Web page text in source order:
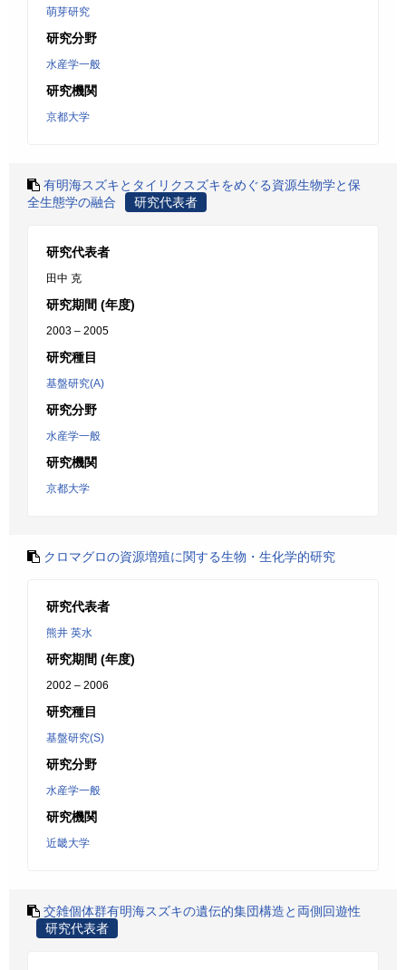
萌芽研究
研究分野
水産学一般
研究機関
京都大学
有明海スズキとタイリクスズキをめぐる資源生物学と保
全生態学の融合
研究代表者
研究代表者
田中 克
研究期間 (年度)
2003 – 2005
研究種目
基盤研究(A)
研究分野
水産学一般
研究機関
京都大学
クロマグロの資源増殖に関する生物・生化学的研究
研究代表者
熊井 英水
研究期間 (年度)
2002 – 2006
研究種目
基盤研究(S)
研究分野
水産学一般
研究機関
近畿大学
交雑個体群有明海スズキの遺伝的集団構造と両側回遊性
研究代表者